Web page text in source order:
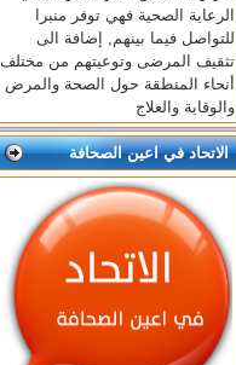
الرعاية الصحية فهي توفر منبرا
للتواصل فيما بينهم, إضافة الى
تثقيف المرضى وتوعيتهم من مختلف
أنحاء المنطقة حول الصحة والمرض
والوقاية والعلاج
الاتحاد في اعين الصحافة